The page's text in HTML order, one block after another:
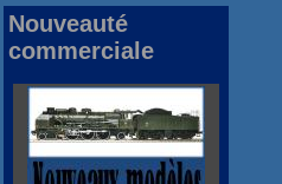
Nouveauté
commerciale